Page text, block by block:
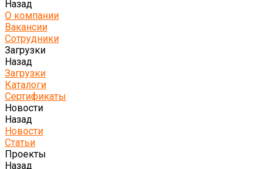
Назад
О компании
Вакансии
Сотрудники
Загрузки
Назад
Загрузки
Каталоги
Сертификаты
Новости
Назад
Новости
Статьи
Проекты
Назад